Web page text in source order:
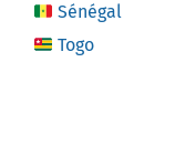
Sénégal
Togo